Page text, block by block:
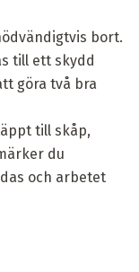
bort.
till ett skydd
göra två bra
till skåp,
du
och arbetet